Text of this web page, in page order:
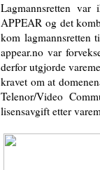
Lagmannsretten
APPEAR og det
kom lagmannsretten
appear.no var
derfor utgjorde
kravet om at
Telenor/Video
lisensavgift etter